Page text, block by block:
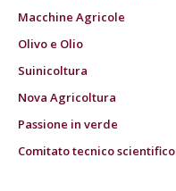
Macchine Agricole
Olivo e Olio
Suinicoltura
Nova Agricoltura
Passione in verde
Comitato tecnico scientifico